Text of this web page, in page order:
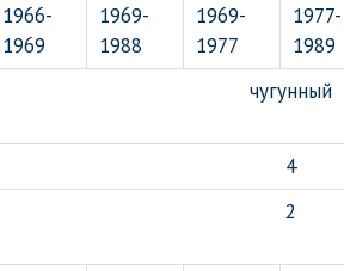
1966-
1969
1969-
1988
1969-
1977
1977-
1989
чугунный
4
2